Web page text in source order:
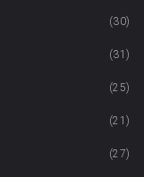
(30)
(31)
(25)
(21)
(27)